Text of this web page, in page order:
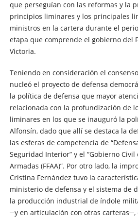
que perseguían con las reformas y la
principios liminares y los principales
ministros en la cartera durante el
etapa que comprende el gobierno del
Victoria.
Teniendo en consideración el
nucleó el proyecto de defensa
la política de defensa que mayor
relacionada con la profundización de
liminares en los que se inauguró la
Alfonsín, dado que allí se destaca la
las esferas de competencia de
Seguridad Interior” y el “Gobierno Civil
Armadas (FFAA)”. Por otro lado, la
Cristina Fernández tuvo la
ministerio de defensa y el sistema de
la producción industrial de índole
─y en articulación con otras carteras─,